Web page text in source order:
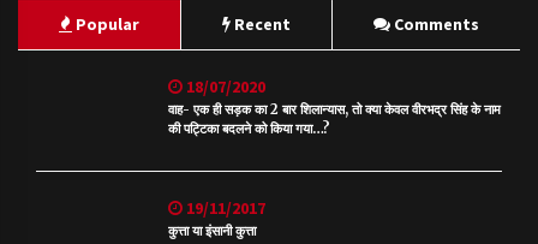
Popular Recent Comments
18/07/2020
वाह- एक ही सड़क का 2 बार शिलान्यास, तो क्या केवल वीरभद्र सिंह के नाम
की पट्टिका बदलने को किया गया…?
19/11/2017
कुत्ता या इंसानी कुत्ता